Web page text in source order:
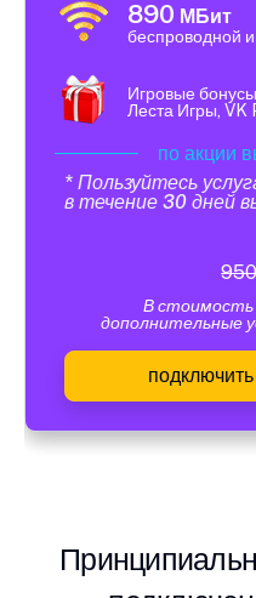
890 МБит
беспроводной
Игровые бонусы
Леста Игры, VK
по акции
* Пользуйтесь
в течение 30 дней
В
дополнительные